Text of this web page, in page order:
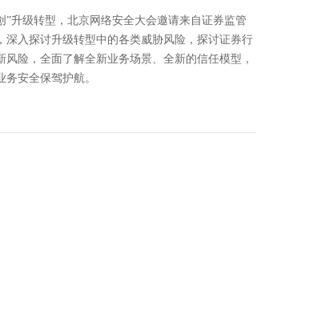
”升级转型，北京网络安全大会邀请来自证券监管
入探讨升级转型中的各类威胁风险，探讨证券行
险，全面了解全新业务场景、全新的信任模型，
安全保驾护航。